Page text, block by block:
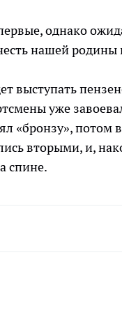
однако
нашей
выступать
уже
«бронзу»,
вторыми, и,
спине.